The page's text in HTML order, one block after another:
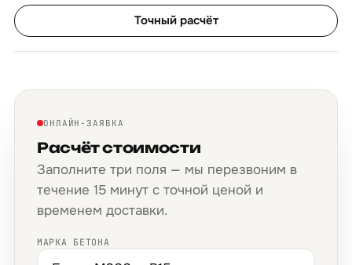
Точный расчёт
ОНЛАЙН-ЗАЯВКА
Расчёт стоимости
Заполните три поля — мы перезвоним в
течение 15 минут с точной ценой и
временем доставки.
МАРКА БЕТОНА